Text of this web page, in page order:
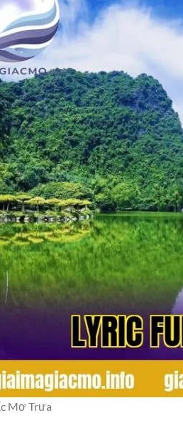
hát mở đầu tái hiện khung cảnh
– cao trào cảm xúc
khúc mang đến chiều sâu cảm xúc,
ý nghĩa lời bài
điệu nhẹ nhàng là thông điệp về
thẳng.
hệ giữa bài hát và
tin rằng hình ảnh trong bài hát
hệ hình ảnh và con số tham khảo
Giấc Mơ Trưa luôn
chữa lành
Mơ Trưa